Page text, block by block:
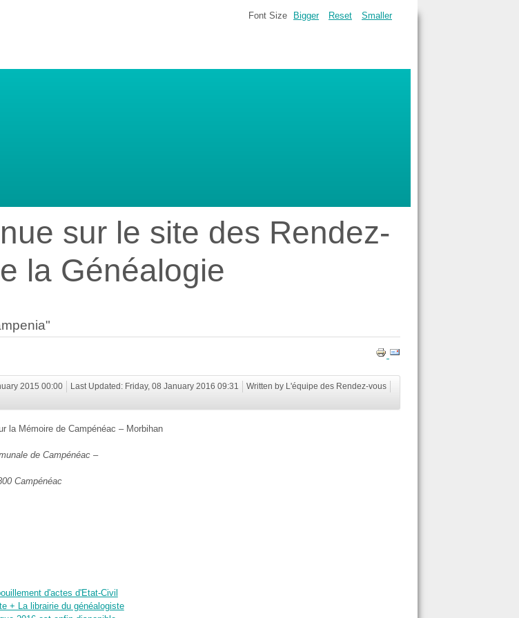
Font Size Bigger Reset Smaller
sur le site des Rendez-
la Généalogie
2015 00:00 Last Updated: Friday, 08 January 2016 09:31
Written by L'équipe des Rendez-vous
la Mémoire de Campénéac – Morbihan
de Campénéac –
Campénéac
d'actes d'Etat-Civil
+ La librairie du généalogiste